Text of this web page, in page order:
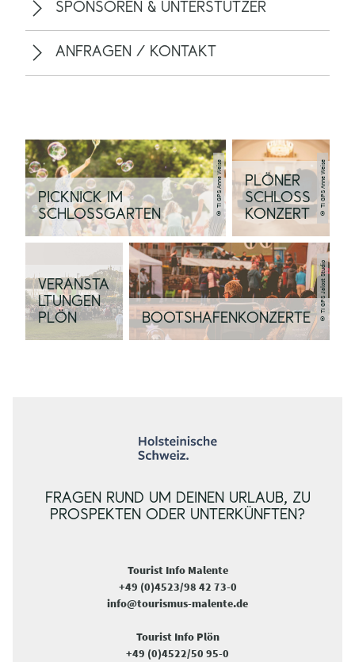
SPONSOREN & UNTERSTÜTZER
ANFRAGEN / KONTAKT
PICKNICK IM
SCHLOSSGARTEN
© TI GPS Anne Weise
PLÖNER
SCHLOSS
KONZERT
© TI GPS Anne Weise
VERANSTA
LTUNGEN
PLÖN
BOOTSHAFENKONZERTE © TI GPS Jalost Studio
FRAGEN RUND UM DEINEN URLAUB, ZU
PROSPEKTEN ODER UNTERKÜNFTEN?
Tourist Info Malente
+49 (0)4523/98 42 73-0
info@tourismus-malente.de
Tourist Info Plön
+49 (0)4522/50 95-0